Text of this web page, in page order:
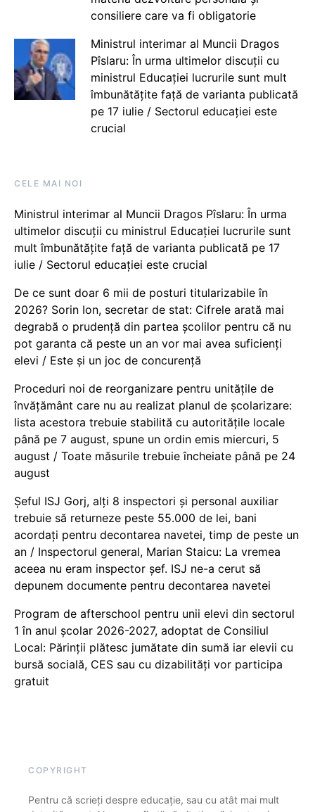
consiliere care va fi obligatorie
Ministrul interimar al Muncii Dragos
Pîslaru: În urma ultimelor discuții cu
ministrul Educației lucrurile sunt mult
îmbunătățite față de varianta publicată
pe 17 iulie / Sectorul educației este
crucial
CELE MAI NOI
Ministrul interimar al Muncii Dragos Pîslaru: În urma
ultimelor discuții cu ministrul Educației lucrurile sunt
mult îmbunătățite față de varianta publicată pe 17
iulie / Sectorul educației este crucial
De ce sunt doar 6 mii de posturi titularizabile în
2026? Sorin Ion, secretar de stat: Cifrele arată mai
degrabă o prudență din partea școlilor pentru că nu
pot garanta că peste un an vor mai avea suficienți
elevi / Este și un joc de concurență
Proceduri noi de reorganizare pentru unitățile de
învățământ care nu au realizat planul de școlarizare:
lista acestora trebuie stabilită cu autoritățile locale
până pe 7 august, spune un ordin emis miercuri, 5
august / Toate măsurile trebuie încheiate până pe 24
august
Șeful ISJ Gorj, alți 8 inspectori și personal auxiliar
trebuie să returneze peste 55.000 de lei, bani
acordați pentru decontarea navetei, timp de peste un
an / Inspectorul general, Marian Staicu: La vremea
aceea nu eram inspector șef. ISJ ne-a cerut să
depunem documente pentru decontarea navetei
Program de afterschool pentru unii elevi din sectorul
1 în anul școlar 2026-2027, adoptat de Consiliul
Local: Părinții plătesc jumătate din sumă iar elevii cu
bursă socială, CES sau cu dizabilităţi vor participa
gratuit
COPYRIGHT
Pentru că scrieți despre educație, sau cu atât mai mult